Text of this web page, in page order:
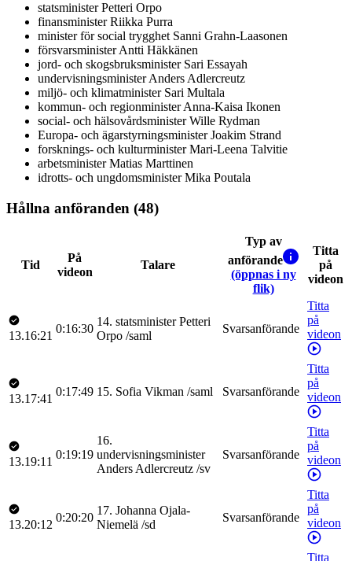
statsminister Petteri Orpo
finansminister Riikka Purra
minister för social trygghet Sanni Grahn-Laasonen
försvarsminister Antti Häkkänen
jord- och skogsbruksminister Sari Essayah
undervisningsminister Anders Adlercreutz
miljö- och klimatminister Sari Multala
kommun- och regionminister Anna-Kaisa Ikonen
social- och hälsovårdsminister Wille Rydman
Europa- och ägarstyrningsminister Joakim Strand
forsknings- och kulturminister Mari-Leena Talvitie
arbetsminister Matias Marttinen
idrotts- och ungdomsminister Mika Poutala
Hållna anföranden (48)
Tid
På
videon
Talare
Typ av
anförande
(öppnas i ny
flik)
Titta
på
videon
13.16:21
0:16:30
14. statsminister Petteri
Orpo /saml
Svarsanförande
Titta
på
videon
13.17:41
0:17:49 15. Sofia Vikman /saml Svarsanförande
Titta
på
videon
13.19:11
0:19:19
16.
undervisningsminister
Anders Adlercreutz /sv
Svarsanförande
Titta
på
videon
13.20:12
0:20:20
17. Johanna Ojala-
Niemelä /sd
Svarsanförande
Titta
på
videon
Titta